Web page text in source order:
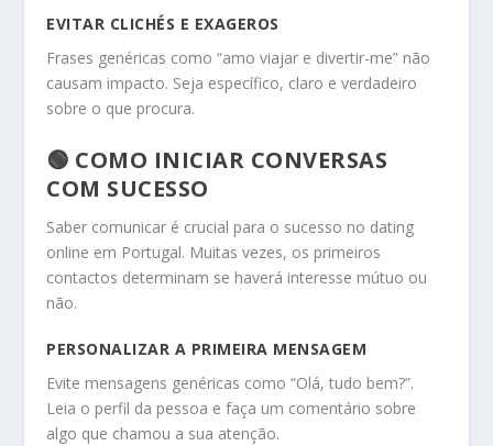
EVITAR CLICHÉS E EXAGEROS
Frases genéricas como “amo viajar e divertir-me” não
causam impacto. Seja específico, claro e verdadeiro
sobre o que procura.
🟢 COMO INICIAR CONVERSAS
COM SUCESSO
Saber comunicar é crucial para o sucesso no dating
online em Portugal. Muitas vezes, os primeiros
contactos determinam se haverá interesse mútuo ou
não.
PERSONALIZAR A PRIMEIRA MENSAGEM
Evite mensagens genéricas como “Olá, tudo bem?”.
Leia o perfil da pessoa e faça um comentário sobre
algo que chamou a sua atenção.